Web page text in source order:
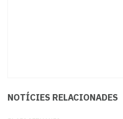
NOTÍCIES RELACIONADES